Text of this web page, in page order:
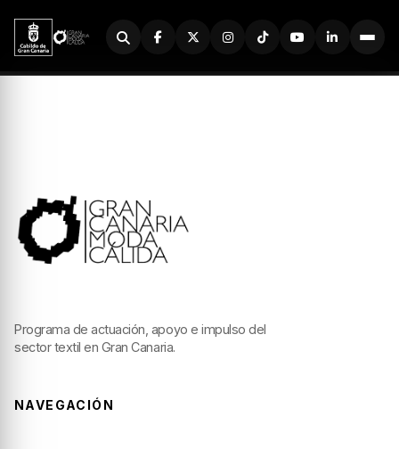
Buscador
Programa de actuación, apoyo e impulso del
sector textil en Gran Canaria.
NAVEGACIÓN